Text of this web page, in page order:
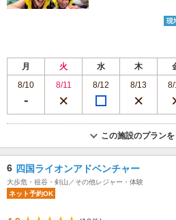
現
月 火 水 木
8/10
8/11 8/12 8/13
この施設のプラン
6 四国ライオンアドベンチャー
大歩危・祖谷・剣山／その他レジャー・体験
ネット予約OK